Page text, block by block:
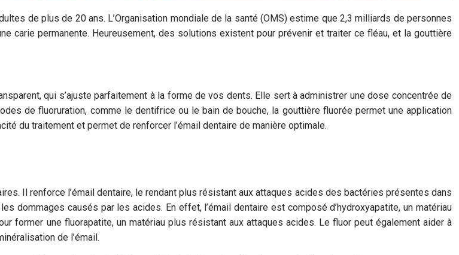
de plus de 20 ans. L’Organisation mondiale de la santé (OMS) estime que 2,3 milliards de personnes
carie permanente. Heureusement, des solutions existent pour prévenir et traiter ce fléau, et la gouttière
qui s’ajuste parfaitement à la forme de vos dents. Elle sert à administrer une dose concentrée de
de fluoruration, comme le dentifrice ou le bain de bouche, la gouttière fluorée permet une application
du traitement et permet de renforcer l’émail dentaire de manière optimale.
Il renforce l’émail dentaire, le rendant plus résistant aux attaques acides des bactéries présentes dans
dommages causés par les acides. En effet, l’émail dentaire est composé d’hydroxyapatite, un matériau
former une fluorapatite, un matériau plus résistant aux attaques acides. Le fluor peut également aider à
de l’émail.